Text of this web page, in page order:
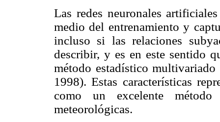
Las redes neuronales
medio del entrenamiento y
incluso si las relaciones
describir, y es en este sentido
método estadístico
1998). Estas características
como un excelente
meteorológicas.